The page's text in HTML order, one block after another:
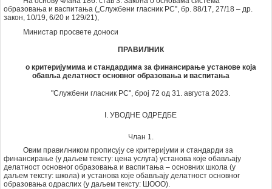
образовања и васпитања („Службени гласник РС”, бр. 88/17, 27/18 – др.
закон, 10/19, 6/20 и 129/21),
Министар просвете доноси
ПРАВИЛНИК
о критеријумима и стандардима за финансирање установе која
обавља делатност основног образовања и васпитања
"Службени гласник РС", број 72 од 31. августа 2023.
I. УВОДНЕ ОДРЕДБЕ
Члан 1.
Овим правилником прописују се критеријуми и стандарди за
финансирање (у даљем тексту: цена услуга) установа које обављају
делатност основног образовања и васпитања – основних школа (у
даљем тексту: школа) и установа које обављају делатност основног
образовања одраслих (у даљем тексту: ШООО).